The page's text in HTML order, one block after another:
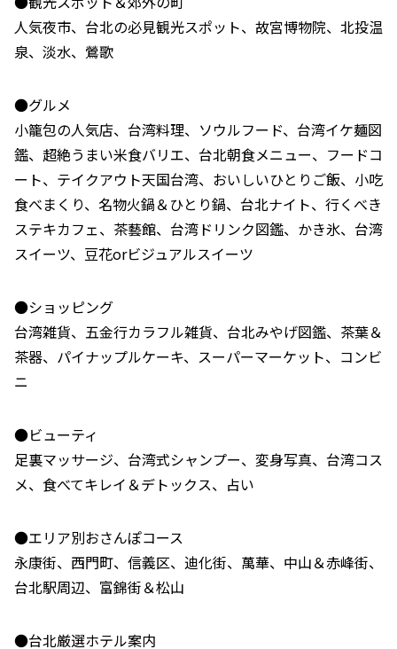
人気夜市、台北の必見観光スポット、故宮博物院、北投温
泉、淡水、鶯歌
●グルメ
小籠包の人気店、台湾料理、ソウルフード、台湾イケ麺図
鑑、超絶うまい米食バリエ、台北朝食メニュー、フードコ
ート、テイクアウト天国台湾、おいしいひとりご飯、小吃
食べまくり、名物火鍋＆ひとり鍋、台北ナイト、行くべき
ステキカフェ、茶藝館、台湾ドリンク図鑑、かき氷、台湾
スイーツ、豆花orビジュアルスイーツ
●ショッピング
台湾雑貨、五金行カラフル雑貨、台北みやげ図鑑、茶葉＆
茶器、パイナップルケーキ、スーパーマーケット、コンビ
ニ
●ビューティ
足裏マッサージ、台湾式シャンプー、変身写真、台湾コス
メ、食べてキレイ＆デトックス、占い
●エリア別おさんぽコース
永康街、西門町、信義区、迪化街、萬華、中山＆赤峰街、
台北駅周辺、富錦街＆松山
●台北厳選ホテル案内